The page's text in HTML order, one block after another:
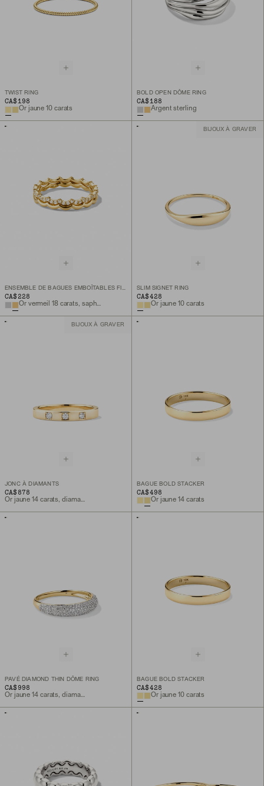
TWIST RING
CA$198
Or jaune 10 carats
BOLD OPEN DÔME RING
CA$188
Argent sterling
ENSEMBLE DE BAGUES EMBOÎTABLES FINES CHARLOTTE
CA$228
Or vermeil 18 carats, saphir blanc de laboratoire
BIJOUX À GRAVER
SLIM SIGNET RING
CA$428
Or jaune 10 carats
BIJOUX À GRAVER
JONC À DIAMANTS
CA$878
Or jaune 14 carats, diamant naturel
BAGUE BOLD STACKER
CA$498
Or jaune 14 carats
PAVÉ DIAMOND THIN DÔME RING
CA$998
Or jaune 14 carats, diamant naturel
BAGUE BOLD STACKER
CA$428
Or jaune 10 carats